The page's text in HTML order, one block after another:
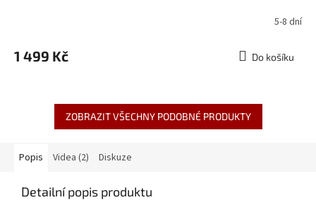
5-8 dní
1 499 Kč Do košíku
ZOBRAZIT VŠECHNY PODOBNÉ PRODUKTY
Popis Videa (2) Diskuze
Detailní popis produktu